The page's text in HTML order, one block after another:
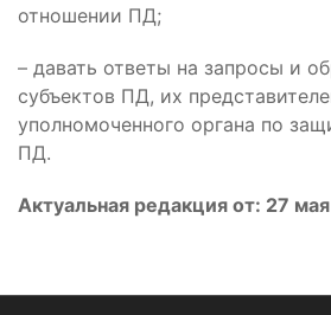
отношении ПД;
– давать ответы на запросы и
субъектов ПД, их
уполномоченного органа по
ПД.
Актуальная редакция от: 27